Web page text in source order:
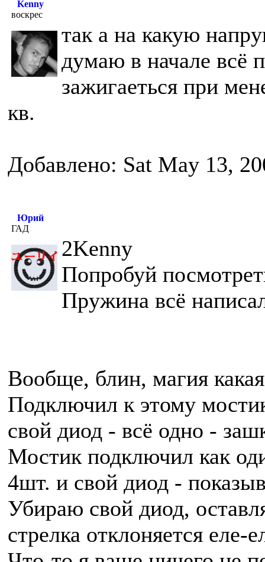
Kenny
воскрес
так а на какую
думаю в начале всё
зажигаеться при
кв.
Добавлено: Sat May 13,
Юрий
ГАД
2Kenny
Попробуй
Пружина всё
Вообще, блин, магия
Подключил к этому
свой диод - всё одно -
Мостик подключил как
4шт. и свой диод -
Убираю свой диод,
стрелка отклоняется еле-